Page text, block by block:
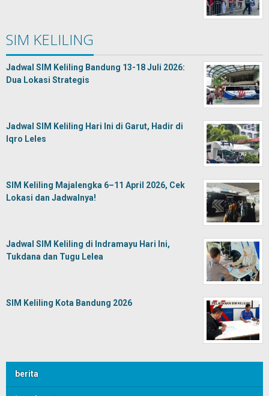
SIM KELILING
Jadwal SIM Keliling Bandung 13-18 Juli 2026:
Dua Lokasi Strategis
Jadwal SIM Keliling Hari Ini di Garut, Hadir di
Iqro Leles
SIM Keliling Majalengka 6–11 April 2026, Cek
Lokasi dan Jadwalnya!
Jadwal SIM Keliling di Indramayu Hari Ini,
Tukdana dan Tugu Lelea
SIM Keliling Kota Bandung 2026
berita